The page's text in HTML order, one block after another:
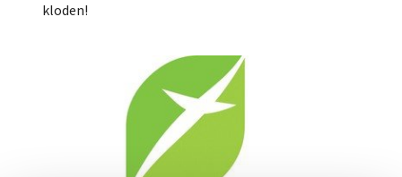
kloden!